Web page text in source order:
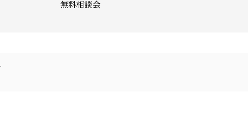
無料相談会